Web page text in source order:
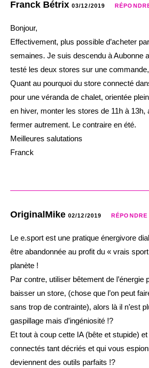
Franck Bétrix 03/12/2019
Bonjour,
Effectivement, plus possible d’acheter
semaines. Je suis descendu à Aubonne
testé les deux stores sur une
Quant au pourquoi du store connecté
pour une véranda de chalet, orientée
en hiver, monter les stores de 11h à 13h,
fermer autrement. Le contraire en été.
Meilleures salutations
Franck
OriginalMike 02/12/2019 RÉPONDRE
Le e.sport est une pratique énergivore
être abandonnée au profit du « vrais
planète !
Par contre, utiliser bêtement de l’énergie
baisser un store, (chose que l’on peut
sans trop de contrainte), alors là il n’est
gaspillage mais d’ingéniosité !?
Et tout à coup cette IA (bête et stupide)
connectés tant décriés et qui vous
deviennent des outils parfaits !?